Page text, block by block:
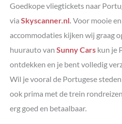
Goedkope vliegtickets naar
via Skyscanner.nl. Voor mooie
accommodaties kijken wij graag
huurauto van Sunny Cars kun je
ontdekken en je bent volledig
Wil je vooral de Portugese
ook prima met de trein
erg goed en betaalbaar.